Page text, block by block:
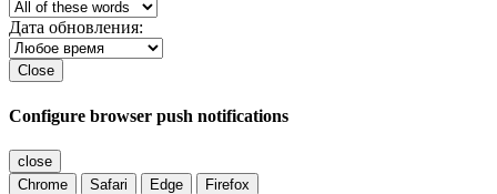
Дата обновления:
Close
Configure browser push notifications
close
Chrome
Safari Edge Firefox